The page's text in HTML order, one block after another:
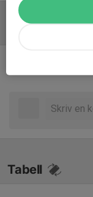
Tabell